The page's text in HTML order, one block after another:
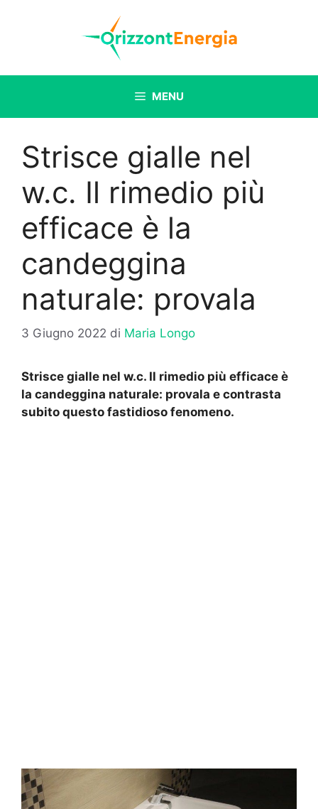
MENU
Strisce gialle nel
w.c. Il rimedio più
efficace è la
candeggina
naturale: provala
3 Giugno 2022 di Maria Longo
Strisce gialle nel w.c. Il rimedio più efficace è
la candeggina naturale: provala e contrasta
subito questo fastidioso fenomeno.